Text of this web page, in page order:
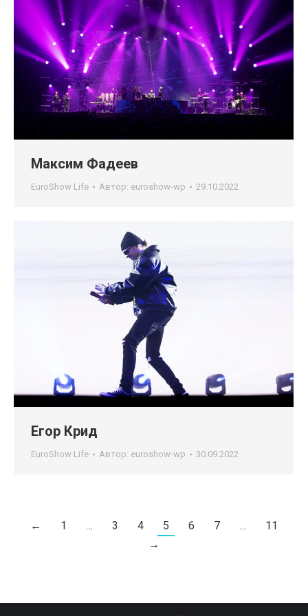
Максим Фадеев
EuroShow Life Автор: euroshow-wp 29.10.2022
Егор Крид
EuroShow Life Автор: euroshow-wp 30.09.2022
← 1 … 3 4 5 6 7 …
11
→